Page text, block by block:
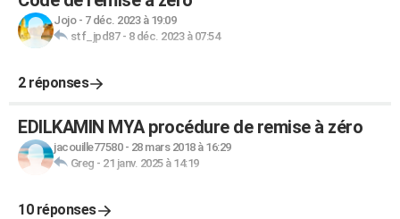
Jojo- 7 déc. 2023 à 19:09
stf_jpd87- 8 déc. 2023 à 07:54
2 réponses
EDILKAMIN MYA procédure de remise à zéro
jacouille77580- 28 mars 2018 à 16:29
Greg - 21 janv. 2025 à 14:19
10 réponses